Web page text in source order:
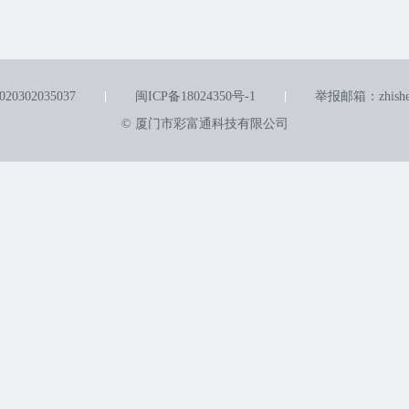
闽ICP备18024350号-1
举报邮箱：
© 厦门市彩富通科技有限公司